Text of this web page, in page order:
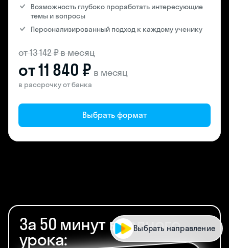
Возможность глубоко проработать интересующие
темы и вопросы
Персонализированный подход к каждому ученику
от 13 142 ₽ в месяц
от 11 840 ₽ в месяц
в рассрочку от банка
Выбрать формат
За 50 минут вводного
урока:
Выбрать направление